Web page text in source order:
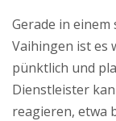
Gerade in
Vaihingen ist es
pünktlich und
Dienstleister
reagieren, etwa